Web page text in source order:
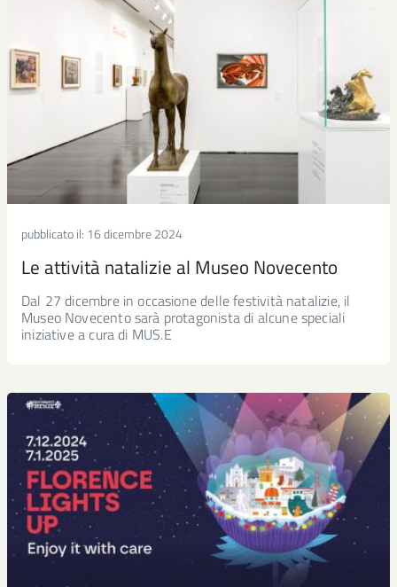
pubblicato il: 16 dicembre 2024
Le attività natalizie al Museo Novecento
Dal 27 dicembre in occasione delle festività natalizie, il
Museo Novecento sarà protagonista di alcune speciali
iniziative a cura di MUS.E